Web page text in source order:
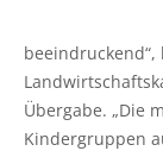
Haus-
Thea und
Übergabe. „Die
Kindergruppen